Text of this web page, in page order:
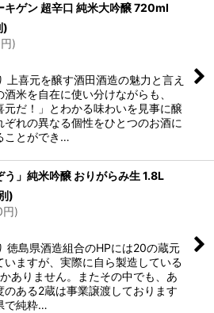
キゲン 超辛口 純米大吟醸 720ml
)
円)
上喜元を醸す酒田酒造の魅力と言え
米を自在に使い分けながらも、
元だ！」とわかる味わいを見事に醸
ぞれの異なる個性をひとつのお酒に
ことができ…
う」純米吟醸 おりがらみ生 1.8L
)
円)
徳島県酒造組合のHPには20の蔵元
いますが、実際に自ら製造している
ありません。またその中でも、あ
のある2蔵は事業譲渡しております
で純粋…